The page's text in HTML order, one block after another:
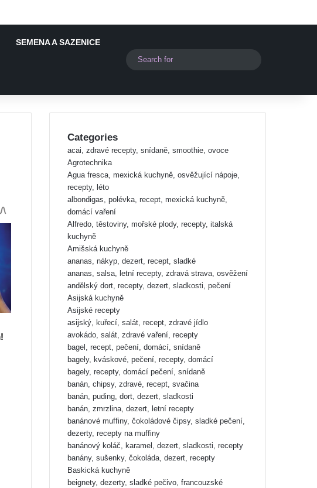
SEMENA A SAZENICE
Switch skin
Categories
acai, zdravé recepty, snídaně, smoothie, ovoce
Agrotechnika
Agua fresca, mexická kuchyně, osvěžující nápoje,
recepty, léto
albondigas, polévka, recept, mexická kuchyně,
domácí vaření
Alfredo, těstoviny, mořské plody, recepty, italská
kuchyně
Amišská kuchyně
ananas, nákyp, dezert, recept, sladké
ananas, salsa, letní recepty, zdravá strava, osvěžení
andělský dort, recepty, dezert, sladkosti, pečení
Asijská kuchyně
Asijské recepty
asijský, kuřecí, salát, recept, zdravé jídlo
avokádo, salát, zdravé vaření, recepty
bagel, recept, pečení, domácí, snídaně
bagely, kváskové, pečení, recepty, domácí
bagely, recepty, domácí pečení, snídaně
banán, chipsy, zdravé, recept, svačina
banán, puding, dort, dezert, sladkosti
banán, zmrzlina, dezert, letní recepty
banánové muffiny, čokoládové čipsy, sladké pečení,
dezerty, recepty na muffiny
banánový koláč, karamel, dezert, sladkosti, recepty
banány, sušenky, čokoláda, dezert, recepty
Baskická kuchyně
beignety, dezerty, sladké pečivo, francouzské